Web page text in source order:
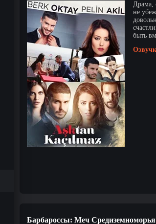
Драма,
не
быть
Барбароссы: Меч Средиземноморья